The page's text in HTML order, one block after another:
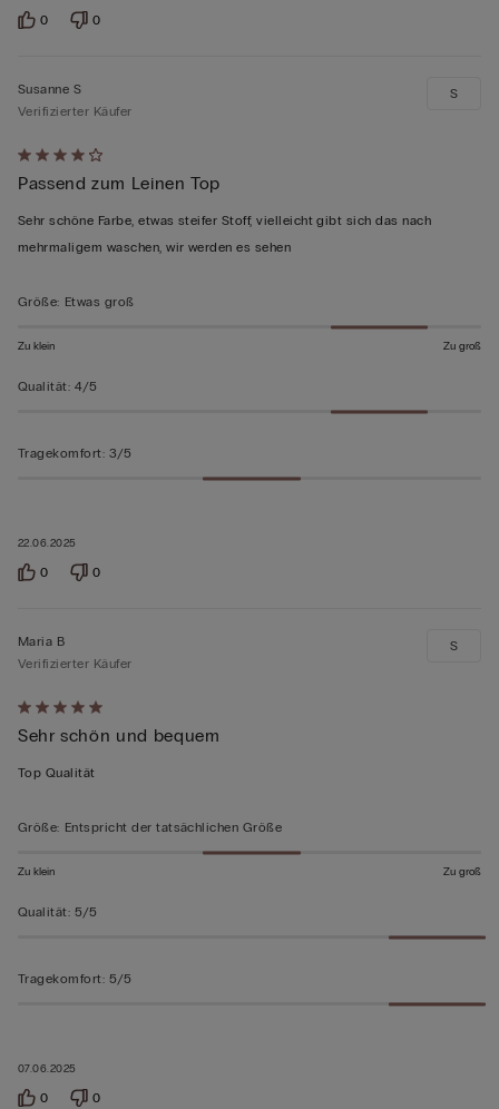
0 0
Mit
4
von
5
22.06.2025
Susanne S
Verifizierter Käufer
Passend zum Leinen Top
Sehr schöne Farbe, etwas steifer Stoff, vielleicht gibt sich das nach
mehrmaligem waschen, wir werden es sehen
S
Größe: Etwas groß
Zu klein Zu groß
Qualität: 4/5
Tragekomfort: 3/5
0 0
Mit
5
von
bewertet
07.06.2025
Maria B
Verifizierter Käufer
Sehr schön und bequem
Top Qualität
S
Größe: Entspricht der tatsächlichen Größe
Zu klein Zu groß
Qualität: 5/5
Tragekomfort: 5/5
0 0